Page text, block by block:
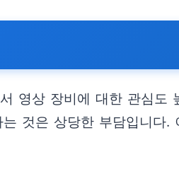
영상 장비에 대한 관심도
것은 상당한 부담입니